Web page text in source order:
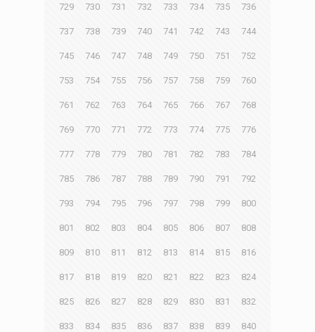
729 730 731 732 733 734 735 736
737 738 739 740 741 742 743 744
745 746 747 748 749 750 751 752
753 754 755 756 757 758 759 760
761 762 763 764 765 766 767 768
769 770 771 772 773 774 775 776
777 778 779 780 781 782 783 784
785 786 787 788 789 790 791 792
793 794 795 796 797 798 799 800
801 802 803 804 805 806 807 808
809 810 811 812 813 814 815 816
817 818 819 820 821 822 823 824
825 826 827 828 829 830 831 832
833 834 835 836 837 838 839 840